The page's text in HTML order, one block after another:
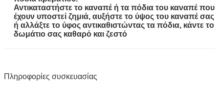
Αντικαταστήστε το καναπέ ή τα πόδια του καναπέ που
έχουν υποστεί ζημιά, αυξήστε το ύψος του καναπέ σας
ή αλλάξτε το ύφος αντικαθιστώντας τα πόδια, κάντε το
δωμάτιο σας καθαρό και ζεστό
Πληροφορίες συσκευασίας